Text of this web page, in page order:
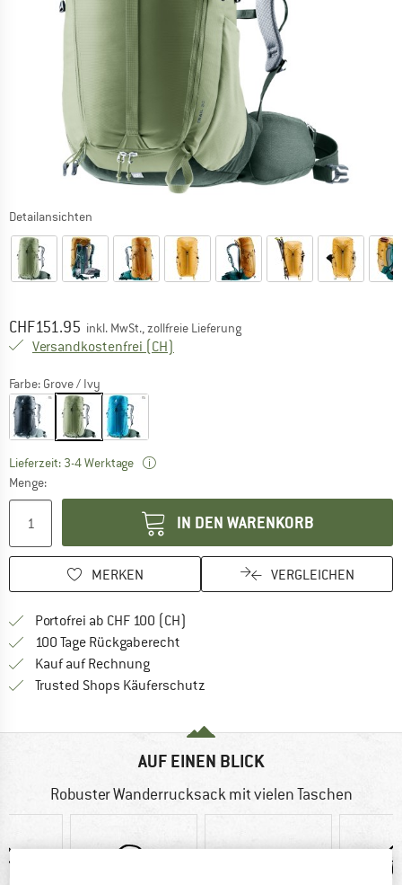
Detailansichten
Preis:
CHF151.95 inkl. MwSt., zollfreie Lieferung
Versandkostenfrei (CH)
Farbe: Grove / Ivy
Lieferzeit: 3-4 Werktage
Menge:
IN DEN WARENKORB
MERKEN VERGLEICHEN
Portofrei ab CHF 100 (CH)
100 Tage Rückgaberecht
Kauf auf RechnungFinde die Zahlungs-Infos hier! Öffnet
Trusted Shops Käuferschutz
AUF EINEN BLICK
Robuster Wanderrucksack mit vielen Taschen